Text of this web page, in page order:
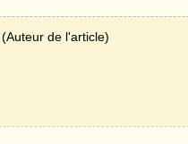
(Auteur de l'article)